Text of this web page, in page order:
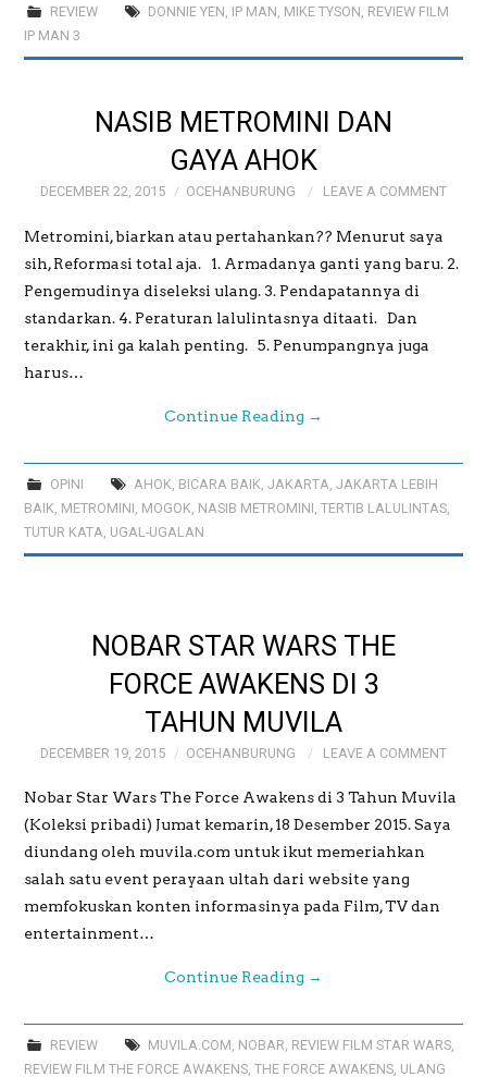
REVIEW DONNIE YEN, IP MAN, MIKE TYSON, REVIEW FILM
IP MAN 3
NASIB METROMINI DAN
GAYA AHOK
DECEMBER 22, 2015 OCEHANBURUNG LEAVE A COMMENT
Metromini, biarkan atau pertahankan?? Menurut saya
sih, Reformasi total aja. 1. Armadanya ganti yang baru. 2.
Pengemudinya diseleksi ulang. 3. Pendapatannya di
standarkan. 4. Peraturan lalulintasnya ditaati. Dan
terakhir, ini ga kalah penting. 5. Penumpangnya juga
harus…
Continue Reading →
OPINI AHOK BICARA BAIK JAKARTA JAKARTA LEBIH
BAIK METROMINI MOGOK NASIB METROMINI ,TERTIB LALULINTAS
TUTUR KATA UGAL-UGALAN
NOBAR STAR WARS THE
FORCE AWAKENS DI 3
TAHUN MUVILA
DECEMBER 19, 2015 OCEHANBURUNG LEAVE A COMMENT
Nobar Star Wars The Force Awakens di 3 Tahun Muvila
(Koleksi pribadi) Jumat kemarin, 18 Desember 2015. Saya
diundang oleh muvila.com untuk ikut memeriahkan
salah satu event perayaan ultah dari website yang
memfokuskan konten informasinya pada Film, TV dan
entertainment…
Continue Reading →
REVIEW MUVILA.COM, NOBAR, REVIEW FILM STAR WARS,
REVIEW FILM THE FORCE AWAKENS,THE FORCE AWAKENS, ULANG